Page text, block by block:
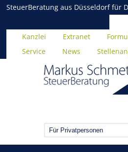
SteuerBeratung aus Düsseldorf für
Kanzlei Extranet
Service
News